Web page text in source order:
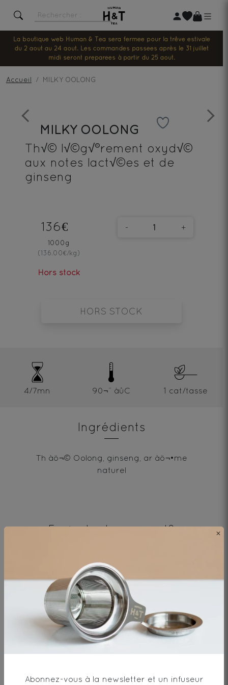
La boutique web Human & Tea sera fermée pour la trêve estivale
du 2 août au 24 août. Les commandes passées après le 31 juillet
midi seront préparées à partir du 25 août.
Accueil MILKY OOLONG
Previous Next
MILKY OOLONG
Th√© l√©g√®rement oxyd√©
aux notes lact√©es et de
ginseng
136€
1000g
(136.00€/kg)
Hors stock
- +
HORS STOCK
4/7mn 90¬¨‚àûC 1 cat/tasse
Ingrédients
Th‚àö¬© Oolong, ginseng, ar‚àö¬•me
naturel
Envie de changement?
vous aimerez aussi...
OOLONG POUCHONG BIO
Th� Oolong* - Origine Chine
×
Abonnez-vous à la newsletter et un infuseur